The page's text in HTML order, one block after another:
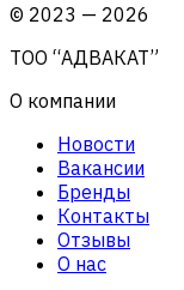
© 2023 — 2026
ТОО “АДВАКАТ”
О компании
Новости
Вакансии
Бренды
Контакты
Отзывы
О нас